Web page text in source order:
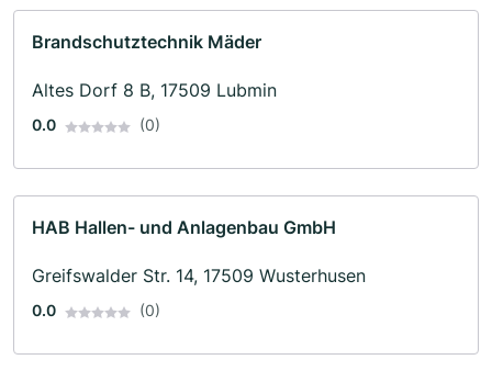
Brandschutztechnik Mäder
Altes Dorf 8 B, 17509 Lubmin
0.0 (0)
HAB Hallen- und Anlagenbau GmbH
Greifswalder Str. 14, 17509 Wusterhusen
0.0 (0)